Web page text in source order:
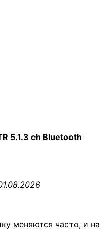
5.1.3 ch Bluetooth
меняются часто, и на